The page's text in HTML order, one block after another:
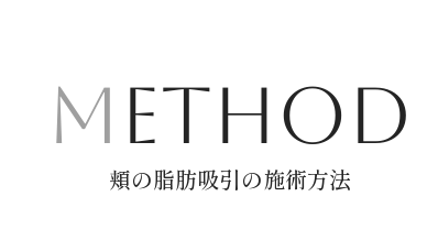
METHOD
頬の脂肪吸引の施術方法